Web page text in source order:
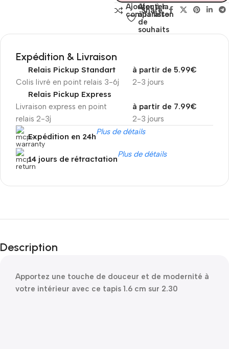
Ajouter à la
comparaison
Ajouter
à la liste
de
souhaits
Share:
Expédition & Livraison
Relais Pickup Standart
Colis livré en point relais 3-6j 2-3 jours
à partir de 5.99€
Relais Pickup Express
Livraison express en point
relais 2-3j
2-3 jours
à partir de 7.99€
Expédition en 24hPlus de détails
14 jours de rétractationPlus de détails
Promotion de Noel
Christmas!
Description
Apportez une touche de douceur et de modernité à
votre intérieur avec ce tapis 1.6 cm sur 2.30